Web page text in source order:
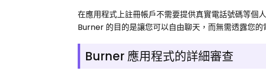
在應用程式上註冊帳戶不需要提供真實電話號碼等個
Burner 的目的是讓您可以自由聊天，而無需透露您的
Burner 應用程式的詳細審查